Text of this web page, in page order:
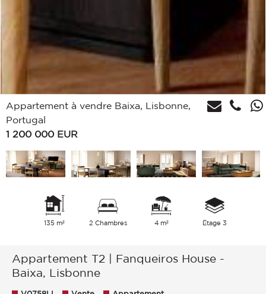
Appartement à vendre Baixa, Lisbonne,
Portugal
1 200 000 EUR
135 m² 2 Chambres 4 m² Étage 3
Appartement T2 | Fanqueiros House -
Baixa, Lisbonne